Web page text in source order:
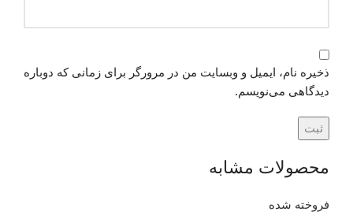
ذخیره نام، ایمیل و وبسایت من در مرورگر برای زمانی که دوباره
دیدگاهی می‌نویسم.
محصولات مشابه
فروخته شده